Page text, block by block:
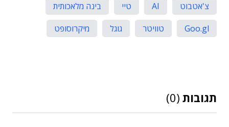
צ'אטבוט
AI טיי
בינה מלאכותית
Goo.gl
טוויטר גוגל מיקרוסופט
תגובות (0)